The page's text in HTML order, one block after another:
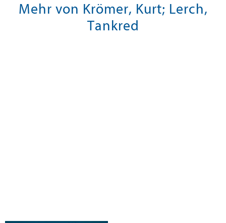
Mehr von Krömer, Kurt; Lerch,
Tankred